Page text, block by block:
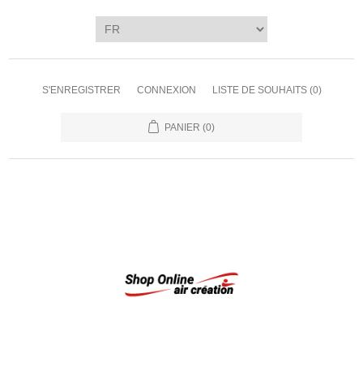
S'ENREGISTRER CONNEXION LISTE DE SOUHAITS (0)
PANIER (0)